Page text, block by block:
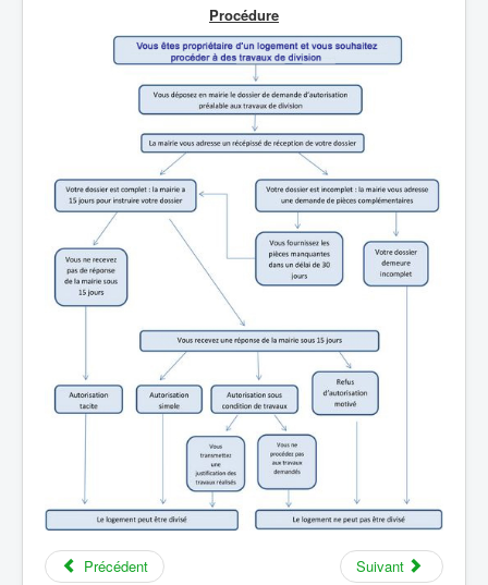
Procédure
Précédent Suivant